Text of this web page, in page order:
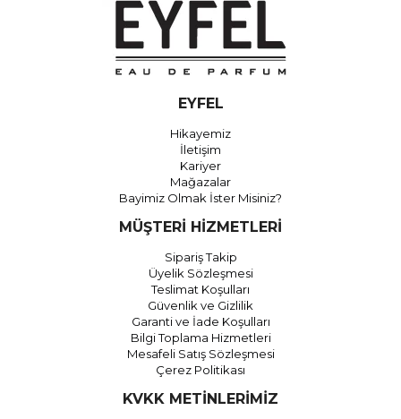
EYFEL
Hikayemiz
İletişim
Kariyer
Mağazalar
Bayimiz Olmak İster Misiniz?
MÜŞTERİ HİZMETLERİ
Sipariş Takip
Üyelik Sözleşmesi
Teslimat Koşulları
Güvenlik ve Gizlilik
Garanti ve İade Koşulları
Bilgi Toplama Hizmetleri
Mesafeli Satış Sözleşmesi
Çerez Politikası
KVKK METİNLERİMİZ